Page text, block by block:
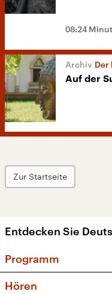
08:24
Der
Auf der
Zur Startseite
Entdecken Sie
Programm
Hören